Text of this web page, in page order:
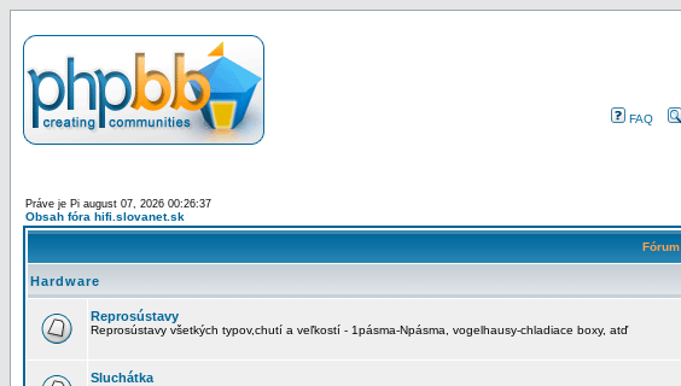
FAQ
Práve je Pi august 07, 2026 00:26:37
Obsah fóra hifi.slovanet.sk
Fórum
Hardware
Reprosústavy
Reprosústavy všetkých typov,chutí a veľkostí - 1pásma-Npásma, vogelhausy-chladiace boxy, atď
Sluchátka